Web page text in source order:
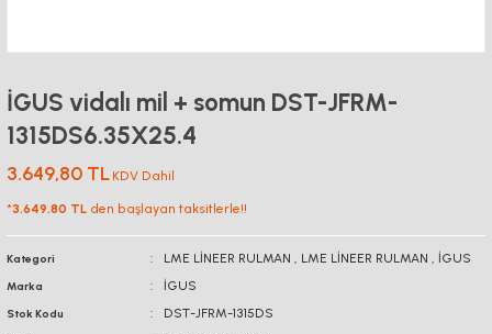
İGUS vidalı mil + somun DST-JFRM-
1315DS6.35X25.4
3.649,80 TL KDV Dahil
*3.649,80 TL den başlayan taksitlerle!!
Kategori LME LİNEER RULMAN , LME LİNEER RULMAN , İGUS
Marka İGUS
Stok Kodu DST-JFRM-1315DS